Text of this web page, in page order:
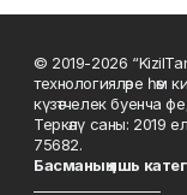
© 2019-2026
технологияләре һәм
күзәтчелек буенча
Теркәлү саны:
75682.
Басманың яшь к